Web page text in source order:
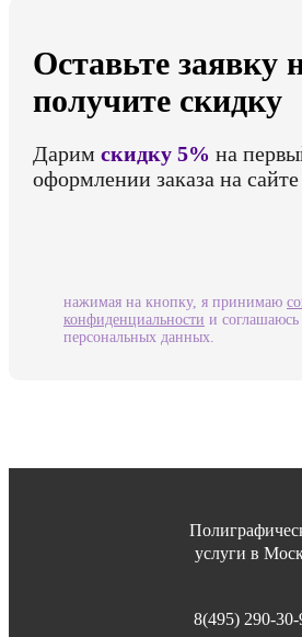
Оставьте заявку
получите скидку
Дарим скидку 5% на
оформлении заказа на сайте
нажимая на кнопку, я принимаю
конфиденциальности и соглашаюсь
персональных данных.
услуги в
8(495) 290-30-